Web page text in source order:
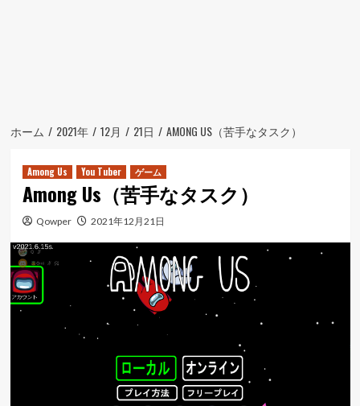
ホーム 2021年 12月 21日 AMONG US（苦手なタスク）
Among Us You Tuber ゲーム
Among Us（苦手なタスク）
Qowper 2021年12月21日